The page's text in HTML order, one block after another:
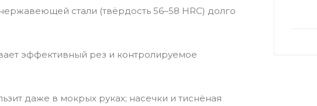
стали (твёрдость 56–58 HRC) долго
эффективный рез и контролируемое
даже в мокрых руках; насечки и тиснёная